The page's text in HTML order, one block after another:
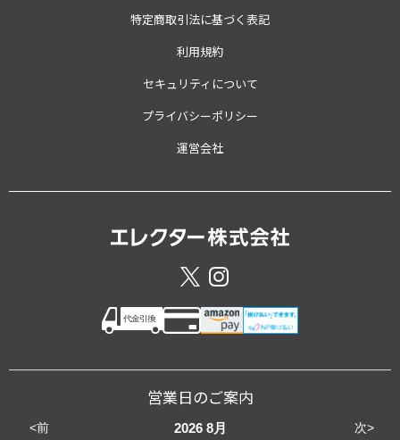
特定商取引法に基づく表記
利用規約
セキュリティについて
プライバシーポリシー
運営会社
営業日のご案内
<前 次>
2026 8月